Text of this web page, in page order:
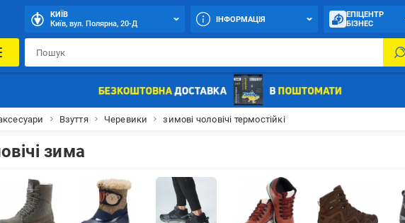
КИЇВ
Київ, вул. Полярна, 20-Д
ІНФОРМАЦІЯ
ЕПІЦЕНТР
БІЗНЕС
Взуття Черевики зимові чоловічі термостійкі
зима